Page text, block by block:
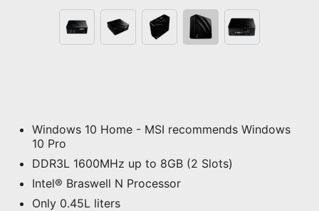
Windows 10 Home - MSI recommends Windows
10 Pro
DDR3L 1600MHz up to 8GB (2 Slots)
Intel® Braswell N Processor
Only 0.45L liters